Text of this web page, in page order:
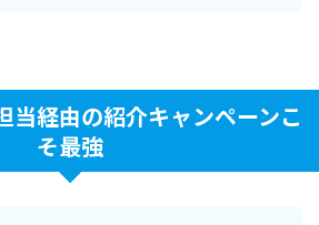
当経由の紹介キャンペーンこ
そ最強